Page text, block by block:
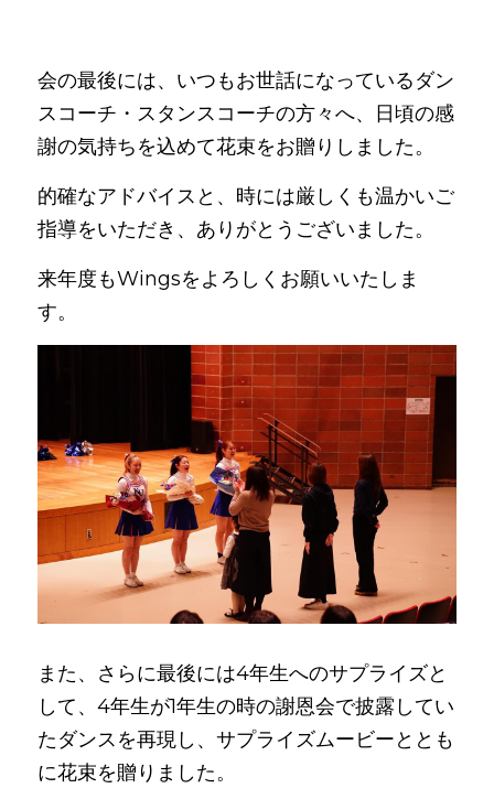
会の最後には、いつもお世話になっているダン
スコーチ・スタンスコーチの方々へ、日頃の感
謝の気持ちを込めて花束をお贈りしました。
的確なアドバイスと、時には厳しくも温かいご
指導をいただき、ありがとうございました。
来年度もWingsをよろしくお願いいたしま
す。
また、さらに最後には4年生へのサプライズと
して、4年生が1年生の時の謝恩会で披露してい
たダンスを再現し、サプライズムービーととも
に花束を贈りました。